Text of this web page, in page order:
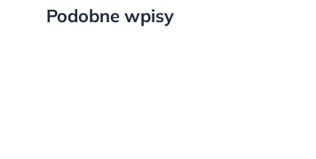
Podobne wpisy